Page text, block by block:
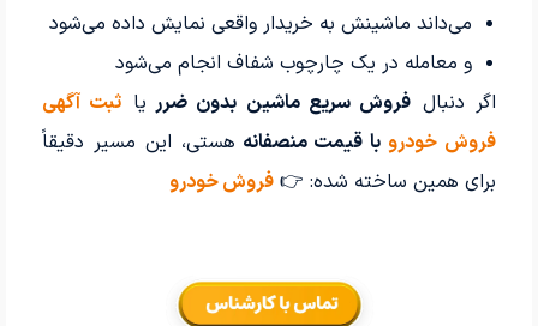
می‌داند ماشینش به خریدار واقعی نمایش داده می‌شود
و معامله در یک چارچوب شفاف انجام می‌شود
اگر دنبال فروش سریع ماشین بدون ضرر یا ثبت آگهی
فروش خودروبا قیمت منصفانه هستی، این مسیر دقیقاً
برای همین ساخته شده: 👉 فروش خودرو